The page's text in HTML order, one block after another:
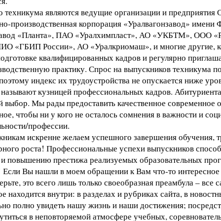
являются ведущие организации и предприятия
производственная корпорация «Уралвагонзавод» имени
«Планта», ПАО «Уралхимпласт», АО «УКБТМ», ООО
России», АО «Уралкриомаш», и многие другие,
квалифицированных кадров и регулярно
практику. Спрос на выпускников техникума
индекс их трудоустройства не опускается ниже
кузницей профессиональных кадров.
выбор. Мы рады предоставить качественное современное
чтобы ни у кого не осталось сомнения в важности и
профессии.
искренне желаем успешного завершения обучения,
роста! Профессиональные успехи выпускников
повышению престижа реализуемых образовательных
Вы нашли в моем обращении к Вам что-то интересное
это всего лишь только своеобразная преамбула – все
находится внутри: в разделах и рубриках сайта, в
полно увидеть нашу жизнь и наши достижения;
в неповторяемой атмосфере учебных,